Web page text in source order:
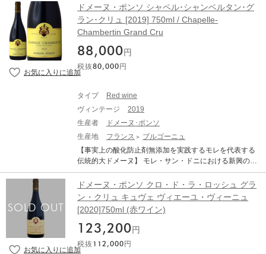
のキュヴェです。その名にふさわしい圧倒的なミネラル
感と凝縮した果実味が見事に融合しており、2016年は力
強さと繊細さを高次元で兼ね備え、壮大なスケール感を
有しています。余韻にも非常に長いドライベリーや黒ト
リュフ、大地のニュアンスを感じられる、テロワールを
鮮やかに映し出す、まさにポンソの真髄を堪能できる逸
品です。
ドメーヌ・ポンソ シャペル･シャンベルタン･グ
ラン･クリュ [2019] 750ml / Chapelle-
Chambertin Grand Cru
88,000 円
税抜80,000 円
タイプ
Red wine
ヴィンテージ
2019
生産者
ドメーヌ･ポンソ
生産地
フランス
ブルゴーニュ
【事実上の酸化防止剤無添加を実践するモレを代表する
伝統的大ドメーヌ】 モレ・サン・ドニにおける新興の大
ドメーヌがデュジャックなら、伝統的大ドメーヌはポン
ソであろう。その歴史はデュジャックより100年も遡
る。2017年、モレ・サン・ドニ村長も務めたジャン・マ
リー・ポンソの息子ローラン・ポンソがドメーヌを去
り、現在、ローランの妹ローズ・マリーが4代目の当主を
務める。ローズ・マリーは、1997年からドメーヌ参画し
ている。醸造に関しては支配人代理も務めるアレクサン
ドル・アベルが醸造責任者を務める。ローラン・ポンソ
ドメーヌ・ポンソ クロ・ド・ラ・ロッシュ グラ
ン・クリュ キュヴェ ヴィエーユ・ヴィーニュ
[2020]750ml (赤ワイン)
123,200 円
税抜 112,000 円